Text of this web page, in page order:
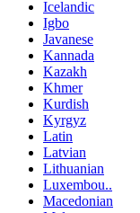
Icelandic
Igbo
Javanese
Kannada
Kazakh
Khmer
Kurdish
Kyrgyz
Latin
Latvian
Lithuanian
Luxembou..
Macedonian